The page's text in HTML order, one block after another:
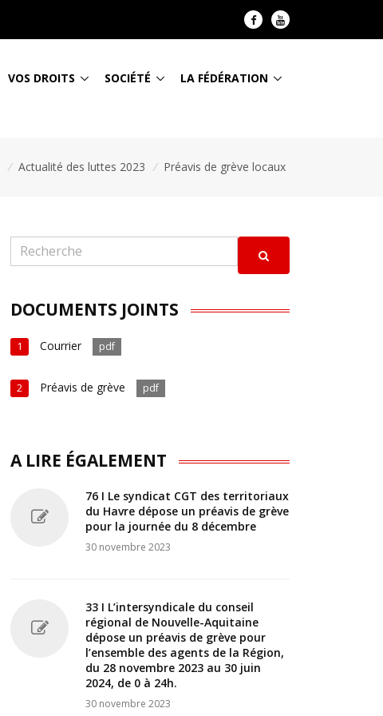
VOS DROITS SOCIÉTÉ LA FÉDÉRATION
/ Actualité des luttes 2023 / Préavis de grève locaux
DOCUMENTS JOINTS
1 Courrier pdf
2 Préavis de grève pdf
A LIRE ÉGALEMENT
76 I Le syndicat CGT des territoriaux
du Havre dépose un préavis de grève
pour la journée du 8 décembre
30 novembre 2023
33 I L’intersyndicale du conseil
régional de Nouvelle-Aquitaine
dépose un préavis de grève pour
l’ensemble des agents de la Région,
du 28 novembre 2023 au 30 juin
2024, de 0 à 24h.
30 novembre 2023